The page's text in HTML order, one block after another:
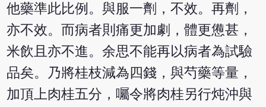
他藥準此比例。與服一劑，不效。再劑，
亦不效。而病者則痛更加劇，體更憊甚，
米飲且亦不進。余思不能再以病者為試驗
品矣。乃將桂枝減為四錢，與芍藥等量，
加頂上肉桂五分，囑令將肉桂另行炖沖與